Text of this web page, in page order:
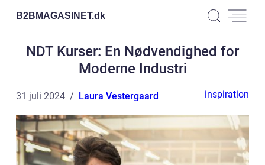
B2BMAGASINET.dk
NDT Kurser: En Nødvendighed for
Moderne Industri
31 juli 2024 Laura Vestergaard inspiration